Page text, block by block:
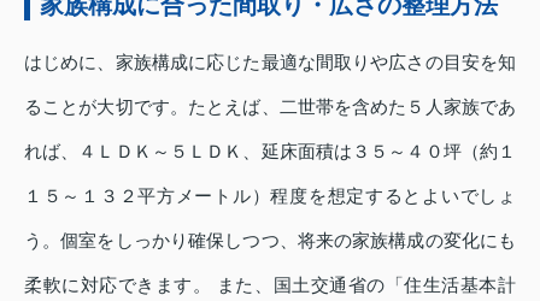
家族構成に合った間取り・広さの整理方法
はじめに、家族構成に応じた最適な間取りや広さの目安を知
ることが大切です。たとえば、二世帯を含めた５人家族であ
れば、４ＬＤＫ～５ＬＤＫ、延床面積は３５～４０坪（約１
１５～１３２平方メートル）程度を想定するとよいでしょ
う。個室をしっかり確保しつつ、将来の家族構成の変化にも
柔軟に対応できます。 また、国土交通省の「住生活基本計